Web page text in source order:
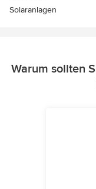
Solaranlagen
Warum sollten